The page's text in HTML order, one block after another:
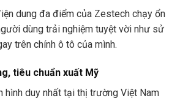
dung đa điểm của Zestech chạy ổn
dùng trải nghiệm tuyệt vời như sử
trên chính ô tô của mình.
tiêu chuẩn xuất Mỹ
hình duy nhất tại thị trường Việt Nam